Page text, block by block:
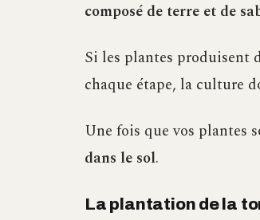
composé de terre et de
Si les plantes produisent
chaque étape, la culture
Une fois que vos plantes
dans le sol.
La plantation de la